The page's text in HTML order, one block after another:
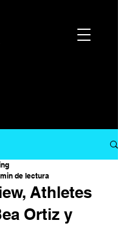
Athletes
Ortiz y
de lectura